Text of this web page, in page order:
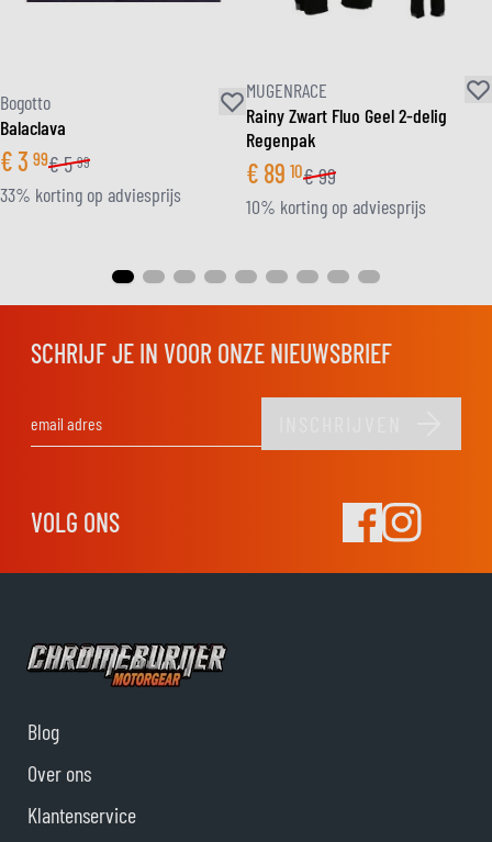
Bogotto
Balaclava
€3 99€5 99
33% korting op adviesprijs
MUGENRACE
Rainy Zwart Fluo Geel 2-delig
Regenpak
€ 89 10€99
10% korting op adviesprijs
SCHRIJF JE IN VOOR ONZE NIEUWSBRIEF
VOLG ONS
Blog
Over ons
Klantenservice